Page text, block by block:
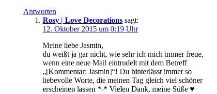
Antworten
Rosy | Love Decorations sagt:
12. Oktober 2015 um 0:19 Uhr
Meine liebe Jasmin,
du weißt ja gar nicht, wie sehr ich mich immer freue,
wenn eine neue Mail eintrudelt mit dem Betreff
„[Kommentar: Jasmin]“! Du hinterlässt immer so
liebevolle Worte, die meinen Tag gleich viel schöner
erscheinen lassen *-* Vielen Dank, meine Süße ♥